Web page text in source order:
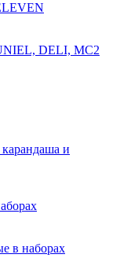
DELI, MC2
и
в наборах